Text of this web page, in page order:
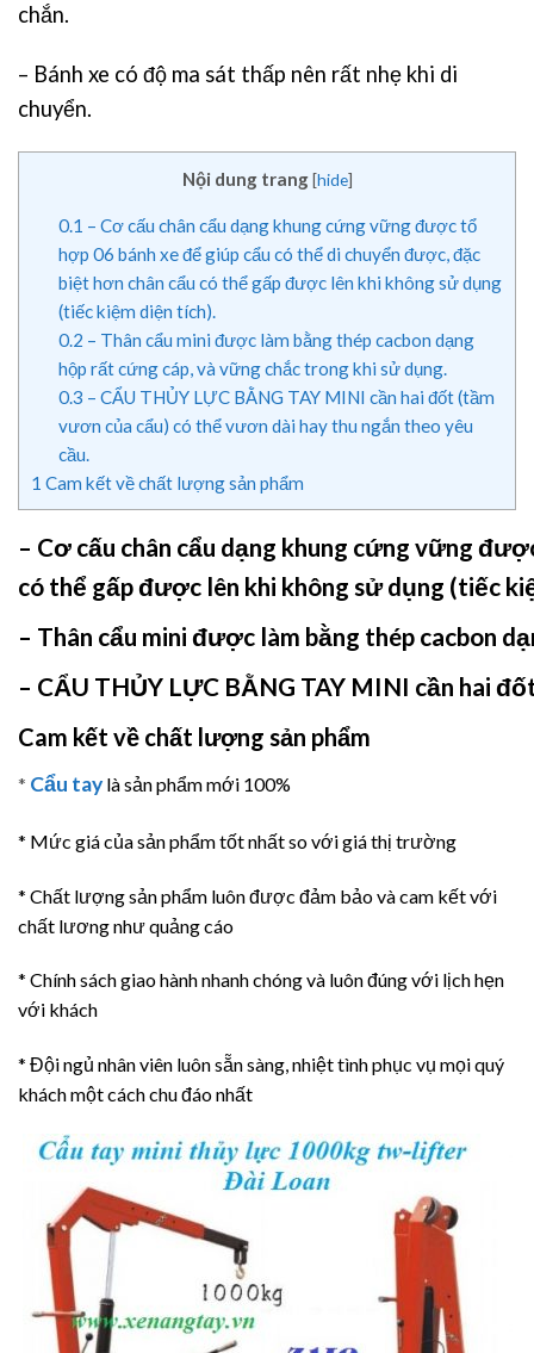
chắn.
– Bánh xe có độ ma sát thấp nên rất nhẹ khi di
chuyển.
Nội dung trang [hide]
0.1 – Cơ cấu chân cẩu dạng khung cứng vững được tổ
hợp 06 bánh xe để giúp cẩu có thể di chuyển được, đặc
biệt hơn chân cẩu có thể gấp được lên khi không sử dụng
(tiếc kiệm diện tích).
0.2 – Thân cẩu mini được làm bằng thép cacbon dạng
hộp rất cứng cáp, và vững chắc trong khi sử dụng.
0.3 – CẨU THỦY LỰC BẰNG TAY MINI cần hai đốt (tầm
vươn của cẩu) có thể vươn dài hay thu ngắn theo yêu
cầu.
1 Cam kết về chất lượng sản phẩm
– Cơ cấu chân cẩu dạng khung cứng vững
có thể gấp được lên khi không sử dụng (tiếc
– Thân cẩu mini được làm bằng thép cacbon
– CẨU THỦY LỰC BẰNG TAY MINI cần hai
Cam kết về chất lượng sản phẩm
* Cẩu tay là sản phẩm mới 100%
* Mức giá của sản phẩm tốt nhất so với giá thị trường
* Chất lượng sản phẩm luôn được đảm bảo và cam kết với
chất lương như quảng cáo
* Chính sách giao hành nhanh chóng và luôn đúng với lịch hẹn
với khách
* Đội ngủ nhân viên luôn sẵn sàng, nhiệt tình phục vụ mọi quý
khách một cách chu đáo nhất